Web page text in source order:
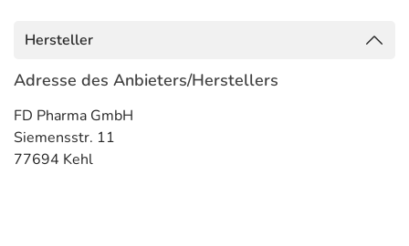
Hersteller
Adresse des Anbieters/Herstellers
FD Pharma GmbH
Siemensstr. 11
77694 Kehl